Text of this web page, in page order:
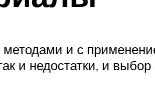
и с
и недостатки, и выбор